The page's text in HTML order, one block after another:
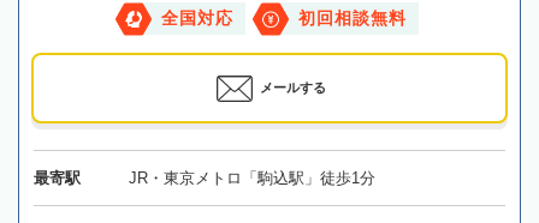
全国対応 初回相談無料
メールする
最寄駅 JR・東京メトロ「駒込駅」徒歩1分